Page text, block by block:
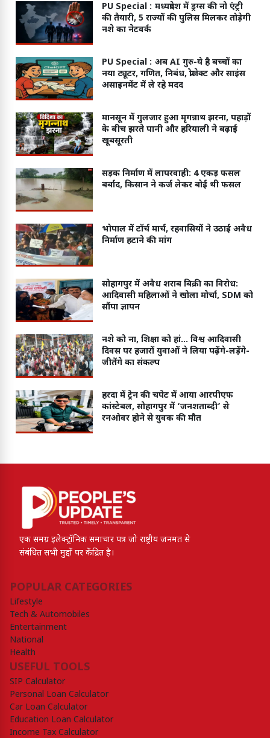
PU Special : मध्यप्रदेश में ड्रग्स की नो एंट्री
की तैयारी, 5 राज्यों की पुलिस मिलकर तोड़ेगी
नशे का नेटवर्क
PU Special : अब AI गुरु-ये है बच्चों का
नया ट्यूटर, गणित, निबंध, प्रोजेक्ट और साइंस
असाइनमेंट में ले रहे मदद
मानसून में गुलजार हुआ मृगन्नाथ झरना, पहाड़ों
के बीच झरते पानी और हरियाली ने बढ़ाई
खूबसूरती
सड़क निर्माण में लापरवाही: 4 एकड़ फसल
बर्बाद, किसान ने कर्ज लेकर बोई थी फसल
भोपाल में टॉर्च मार्च, रहवासियों ने उठाई अवैध
निर्माण हटाने की मांग
सोहागपुर में अवैध शराब बिक्री का विरोध:
आदिवासी महिलाओं ने खोला मोर्चा, SDM को
सौंपा ज्ञापन
नशे को ना, शिक्षा को हां... विश्व आदिवासी
दिवस पर हजारों युवाओं ने लिया पढ़ेंगे-लड़ेंगे-
जीतेंगे का संकल्प
हरदा में ट्रेन की चपेट में आया आरपीएफ
कांस्टेबल, सोहागपुर में ‘जनशताब्दी’ से
रनओवर होने से युवक की मौत
एक समग्र इलेक्ट्रॉनिक समाचार पत्र जो राष्ट्रीय जनमत से
संबंधित सभी मुद्दों पर केंद्रित है।
POPULAR CATEGORIES
Lifestyle
Tech & Automobiles
Entertainment
National
Health
USEFUL TOOLS
SIP Calculator
Personal Loan Calculator
Car Loan Calculator
Education Loan Calculator
Income Tax Calculator